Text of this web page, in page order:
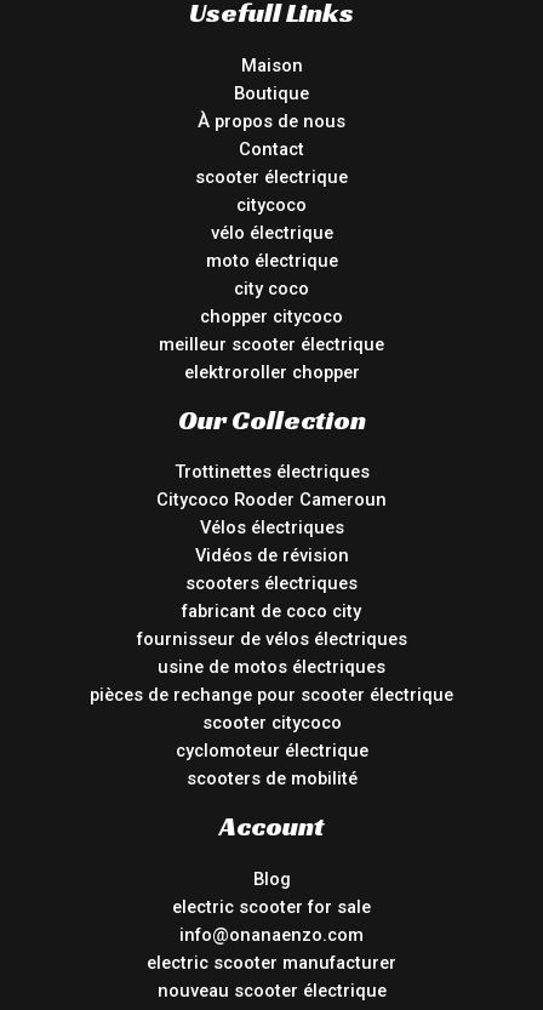
Usefull Links
Maison
Boutique
À propos de nous
Contact
scooter électrique
citycoco
vélo électrique
moto électrique
city coco
chopper citycoco
meilleur scooter électrique
elektroroller chopper
Our Collection
Trottinettes électriques
Citycoco Rooder Cameroun
Vélos électriques
Vidéos de révision
scooters électriques
fabricant de coco city
fournisseur de vélos électriques
usine de motos électriques
pièces de rechange pour scooter électrique
scooter citycoco
cyclomoteur électrique
scooters de mobilité
Account
Blog
electric scooter for sale
info@onanaenzo.com
electric scooter manufacturer
nouveau scooter électrique